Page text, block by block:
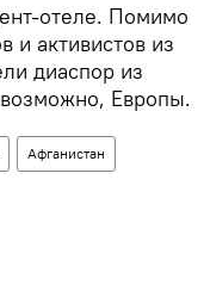
отеле. Помимо
и активистов из
диаспор из
Европы.
Афганистан